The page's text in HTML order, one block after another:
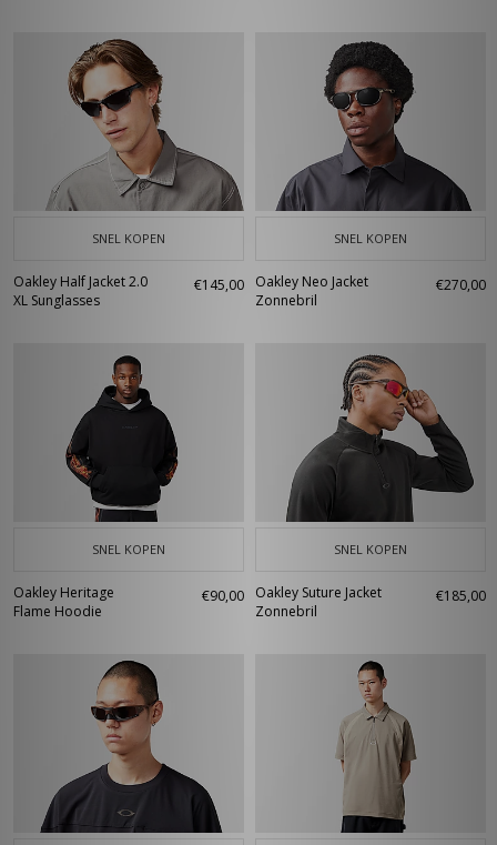
SNEL KOPEN
Oakley Half Jacket 2.0
XL Sunglasses
€145,00
SNEL KOPEN
Oakley Neo Jacket
Zonnebril
€270,00
SNEL KOPEN
Oakley Heritage
Flame Hoodie
€90,00
SNEL KOPEN
Oakley Suture Jacket
Zonnebril
€185,00